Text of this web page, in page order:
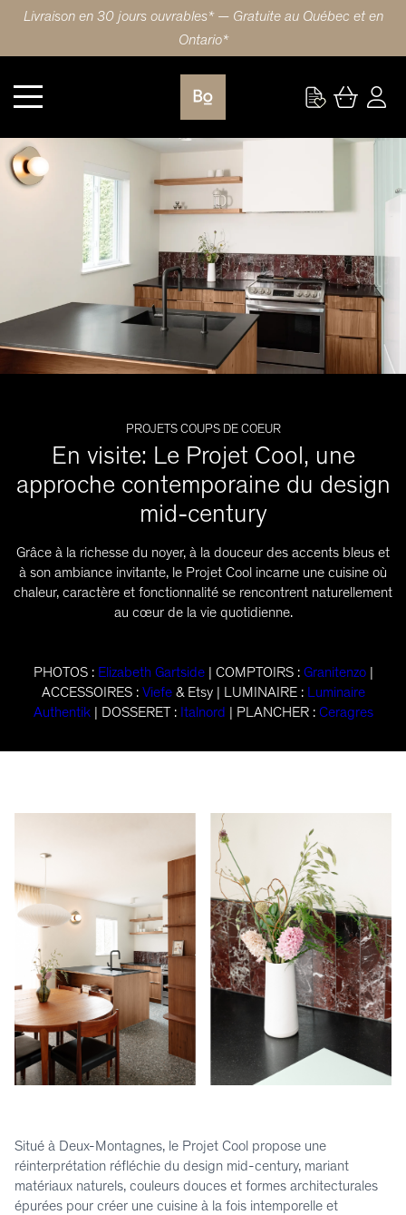
Livraison en 30 jours ouvrables* — Gratuite au Québec et en
Ontario*
En visite: Le Projet Cool, une approche contemporaine du design mid-century
PROJETS COUPS DE COEUR
En visite: Le Projet Cool, une
approche contemporaine du design
mid-century
Grâce à la richesse du noyer, à la douceur des accents bleus et
à son ambiance invitante, le Projet Cool incarne une cuisine où
chaleur, caractère et fonctionnalité se rencontrent naturellement
au cœur de la vie quotidienne.
PHOTOS : Elizabeth Gartside| COMPTOIRS : Granitenzo|
ACCESSOIRES : Viefe& Etsy | LUMINAIRE : Luminaire
Authentik| DOSSERET : Italnord | PLANCHER : Ceragres
Situé à Deux-Montagnes, le Projet Cool propose une
réinterprétation réfléchie du design mid-century, mariant
matériaux naturels, couleurs douces et formes architecturales
épurées pour créer une cuisine à la fois intemporelle et